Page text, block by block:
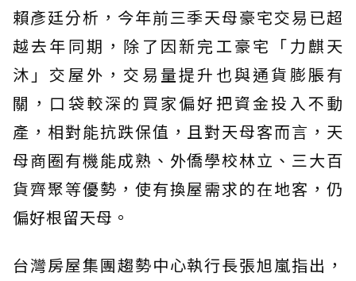
賴彥廷分析，今年前三季天母豪宅交易已超
越去年同期，除了因新完工豪宅「力麒天
沐」交屋外，交易量提升也與通貨膨脹有
關，口袋較深的買家偏好把資金投入不動
產，相對能抗跌保值，且對天母客而言，天
母商圈有機能成熟、外僑學校林立、三大百
貨齊聚等優勢，使有換屋需求的在地客，仍
偏好根留天母。
台灣房屋集團趨勢中心執行長張旭嵐指出，